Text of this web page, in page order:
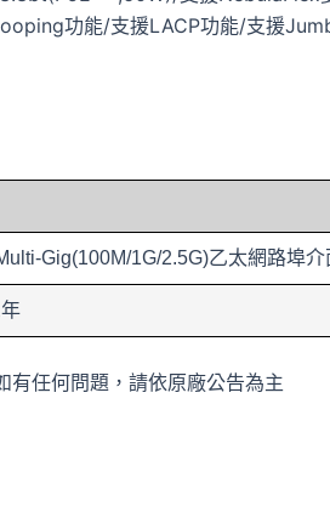
功能/支援LACP功能/支援
Gig(100M/1G/2.5G)乙太網路埠
有任何問題，請依原廠公告為主